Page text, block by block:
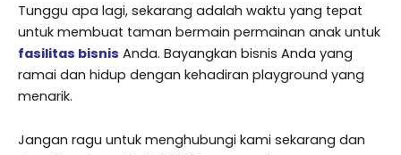
Tunggu apa lagi, sekarang adalah waktu yang tepat
untuk membuat taman bermain permainan anak untuk
fasilitas bisnis Anda. Bayangkan bisnis Anda yang
ramai dan hidup dengan kehadiran playground yang
menarik.
Jangan ragu untuk menghubungi kami sekarang dan